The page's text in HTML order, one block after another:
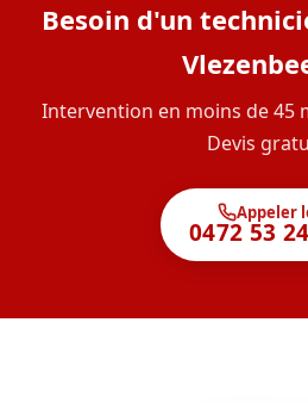
Besoin d'un
Intervention en moins de 45
Devis
Appeler
0472 53